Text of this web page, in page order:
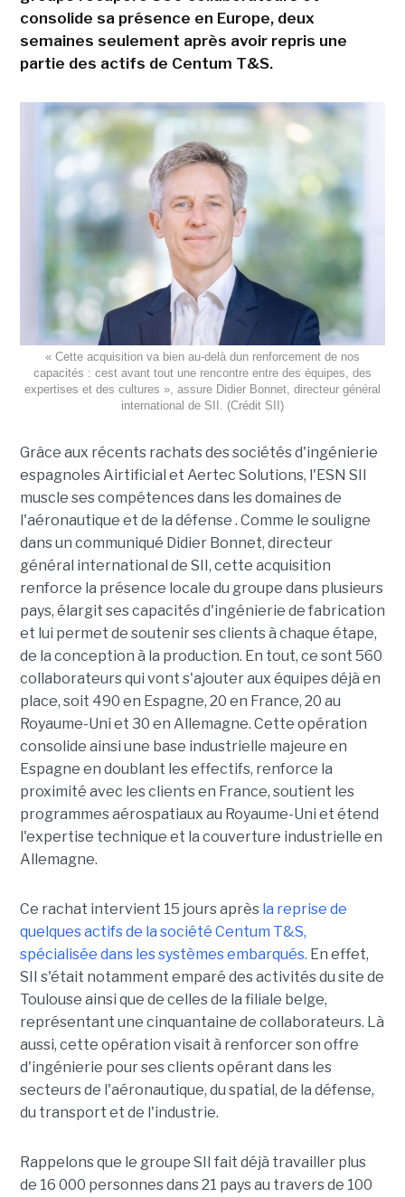
consolide sa présence en Europe, deux
semaines seulement après avoir repris une
partie des actifs de Centum T&S.
« Cette acquisition va bien au-delà dun renforcement de nos
capacités : cest avant tout une rencontre entre des équipes, des
expertises et des cultures », assure Didier Bonnet, directeur général
international de SII. (Crédit SII)
Grâce aux récents rachats des sociétés d'ingénierie
espagnoles Airtificial et Aertec Solutions, l'ESN SII
muscle ses compétences dans les domaines de
l'aéronautique et de la défense . Comme le souligne
dans un communiqué Didier Bonnet, directeur
général international de SII, cette acquisition
renforce la présence locale du groupe dans plusieurs
pays, élargit ses capacités d'ingénierie de fabrication
et lui permet de soutenir ses clients à chaque étape,
de la conception à la production. En tout, ce sont 560
collaborateurs qui vont s'ajouter aux équipes déjà en
place, soit 490 en Espagne, 20 en France, 20 au
Royaume-Uni et 30 en Allemagne. Cette opération
consolide ainsi une base industrielle majeure en
Espagne en doublant les effectifs, renforce la
proximité avec les clients en France, soutient les
programmes aérospatiaux au Royaume-Uni et étend
l'expertise technique et la couverture industrielle en
Allemagne.
Ce rachat intervient 15 jours après la reprise de
quelques actifs de la société Centum T&S,
spécialisée dans les systèmes embarqués. En effet,
SII s'était notamment emparé des activités du site de
Toulouse ainsi que de celles de la filiale belge,
représentant une cinquantaine de collaborateurs. Là
aussi, cette opération visait à renforcer son offre
d'ingénierie pour ses clients opérant dans les
secteurs de l'aéronautique, du spatial, de la défense,
du transport et de l'industrie.
Rappelons que le groupe SII fait déjà travailler plus
de 16 000 personnes dans 21 pays au travers de 100